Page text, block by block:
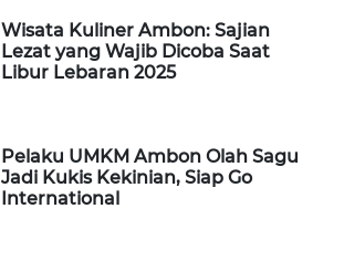
Wisata Kuliner Ambon: Sajian
Lezat yang Wajib Dicoba Saat
Libur Lebaran 2025
Pelaku UMKM Ambon Olah Sagu
Jadi Kukis Kekinian, Siap Go
International